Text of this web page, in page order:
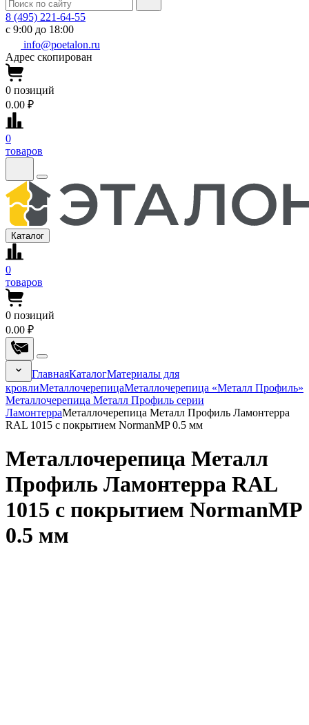
8 (495) 221-64-55
с 9:00 до 18:00
info@poetalon.ru
Адрес скопирован
0 позиций
0.00 ₽
0
товаров
Каталог
0
товаров
0 позиций
0.00 ₽
ГлавнаяКаталогМатериалы для
кровлиМеталлочерепицаМеталлочерепица «Металл Профиль»
Металлочерепица Металл Профиль серии
ЛамонтерраМеталлочерепица Металл Профиль Ламонтерра
RAL 1015 с покрытием NormanMP 0.5 мм
Металлочерепица Металл
Профиль Ламонтерра RAL
1015 с покрытием NormanMP
0.5 мм